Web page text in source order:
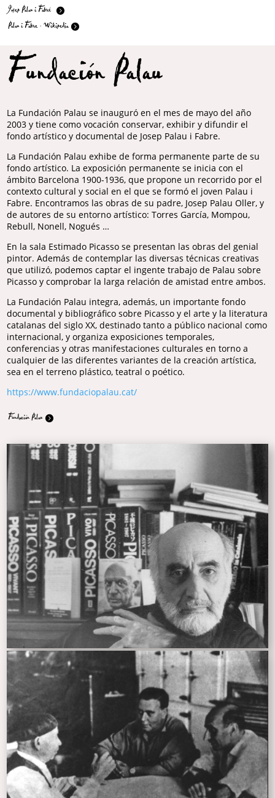
Josep Palau i Fabré
Palau i Fabre - Wikipedia
Fundación Palau
La Fundación Palau se inauguró en el mes de mayo del año
2003 y tiene como vocación conservar, exhibir y difundir el
fondo artístico y documental de Josep Palau i Fabre.
La Fundación Palau exhibe de forma permanente parte de su
fondo artístico. La exposición permanente se inicia con el
ámbito Barcelona 1900-1936, que propone un recorrido por el
contexto cultural y social en el que se formó el joven Palau i
Fabre. Encontramos las obras de su padre, Josep Palau Oller, y
de autores de su entorno artístico: Torres García, Mompou,
Rebull, Nonell, Nogués …
En la sala Estimado Picasso se presentan las obras del genial
pintor. Además de contemplar las diversas técnicas creativas
que utilizó, podemos captar el ingente trabajo de Palau sobre
Picasso y comprobar la larga relación de amistad entre ambos.
La Fundación Palau integra, además, un importante fondo
documental y bibliográfico sobre Picasso y el arte y la literatura
catalanas del siglo XX, destinado tanto a público nacional como
internacional, y organiza exposiciones temporales,
conferencias y otras manifestaciones culturales en torno a
cualquier de las diferentes variantes de la creación artística,
sea en el terreno plástico, teatral o poético.
https://www.fundaciopalau.cat/
Fundación Palau